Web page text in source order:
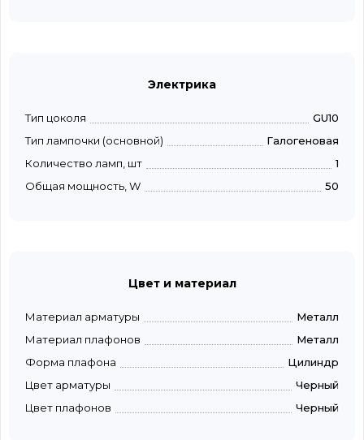
Электрика
Тип цоколя
GU10
Тип лампочки (основной)
Галогеновая
Количество ламп, шт
1
Общая мощность, W
50
Цвет и материал
Материал арматуры
Металл
Материал плафонов
Металл
Форма плафона
Цилиндр
Цвет арматуры
Черный
Цвет плафонов
Черный